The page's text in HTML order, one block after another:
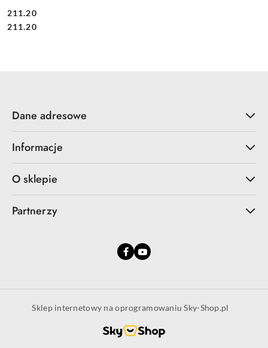
Cena:
211.20
Cena:
211.20
Dane adresowe
Informacje
O sklepie
Partnerzy
Sklep internetowy na oprogramowaniu Sky-Shop.pl